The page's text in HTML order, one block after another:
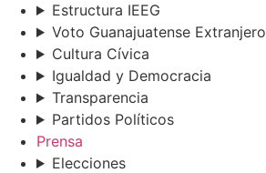
Estructura IEEG
Voto Guanajuatense Extranjero
Cultura Cívica
Igualdad y Democracia
Transparencia
Partidos Políticos
Prensa
Elecciones